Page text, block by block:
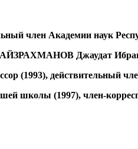
член Академии наук
Джаудат
(1993), действительный
школы (1997), член-